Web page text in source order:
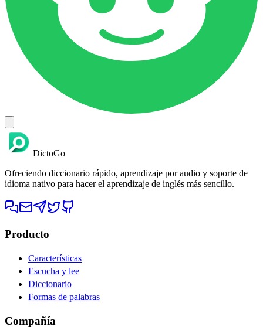
DictoGo
Ofreciendo diccionario rápido, aprendizaje por audio y soporte de
idioma nativo para hacer el aprendizaje de inglés más sencillo.
Producto
Características
Escucha y lee
Diccionario
Formas de palabras
Compañía